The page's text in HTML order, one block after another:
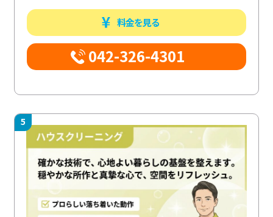
料金を見る
042-326-4301
5